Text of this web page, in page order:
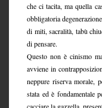
che ci tacita, ma quella
obbligatoria
di miti, sacralità, tabù
di pensare.
Questo non è cinismo
avviene in
neppure riserva morale,
stata ed è fondamentale
cacciare la gazzella,